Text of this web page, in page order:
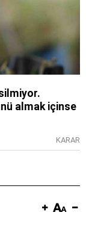
almak içinse
KARAR